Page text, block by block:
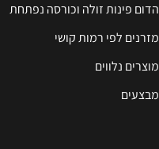
הדום פינות זולה וכורסה נפתחת
מזרנים לפי רמות קושי
מוצרים נלווים
מבצעים